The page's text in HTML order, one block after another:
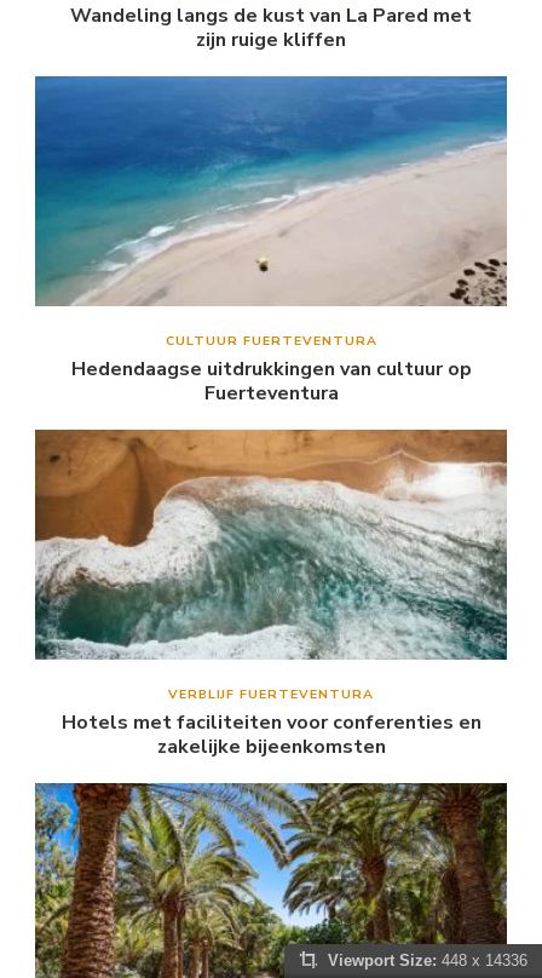
Wandeling langs de kust van La Pared met
zijn ruige kliffen
CULTUUR FUERTEVENTURA
Hedendaagse uitdrukkingen van cultuur op
Fuerteventura
VERBLIJF FUERTEVENTURA
Hotels met faciliteiten voor conferenties en
zakelijke bijeenkomsten
Viewport Size: 448 x 14336